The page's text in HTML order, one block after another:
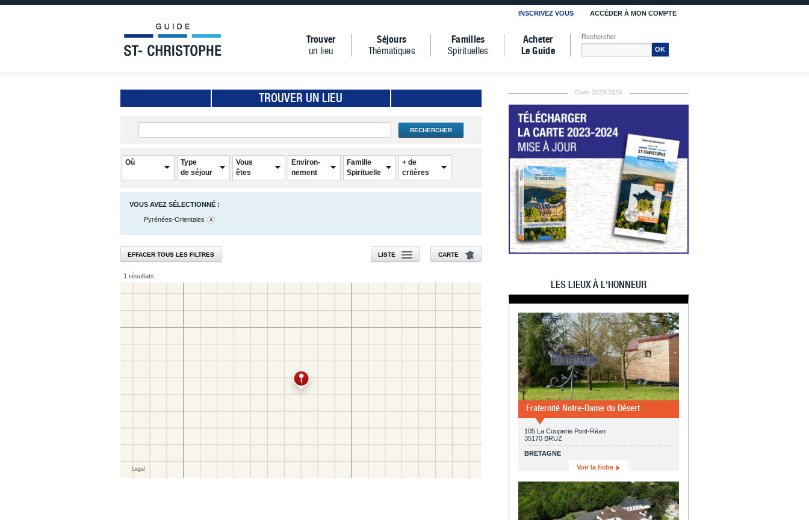
INSCRIVEZ VOUS ACCÉDER À MON COMPTE
Trouver
un lieu
Séjours
Thématiques
Familles
Spirituelles
Acheter
Le Guide
Rechercher
OK
TROUVER UN LIEU
RECHERCHER
Où
Type
de séjour
Vous
êtes
Environ-
nement
Famille
Spirituelle
+ de
critères
VOUS AVEZ SÉLECTIONNÉ :
Pyrénées-Orientales
EFFACER TOUS LES FILTRES LISTE CARTE
1 résultats
Carte 2023-2024
LES LIEUX À L'HONNEUR
Fraternité Notre-Dame du Désert
105 La Couperie Pont-Réan
35170 BRUZ
BRETAGNE
Voir la fiche